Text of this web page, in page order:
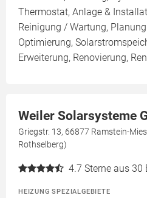
Thermostat, Anlage &
Reinigung / Wartung,
Optimierung,
Erweiterung, Renovierung,
Weiler Solarsysteme
Griegstr. 13, 66877 Ramstein-
Rothselberg)
4.7 Sterne aus 30
HEIZUNG SPEZIALGEBIETE